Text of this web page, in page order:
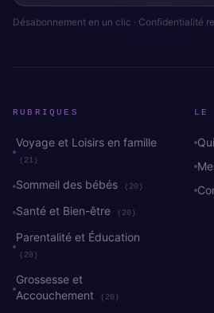
Désabonnement en un clic · Confidentialité
RUBRIQUES
Voyage et Loisirs en famille
(21)
Sommeil des bébés (20)
Santé et Bien-être (20)
Parentalité et Éducation
(20)
Grossesse et
Accouchement
(20)
LE